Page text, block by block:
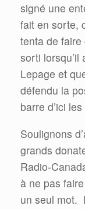
signé une
fait en sorte,
tenta de faire
sorti lorsqu’il
Lepage et
défendu la
barre d’ici
Soulignons
grands
Radio-
à ne pas
un seul mot.